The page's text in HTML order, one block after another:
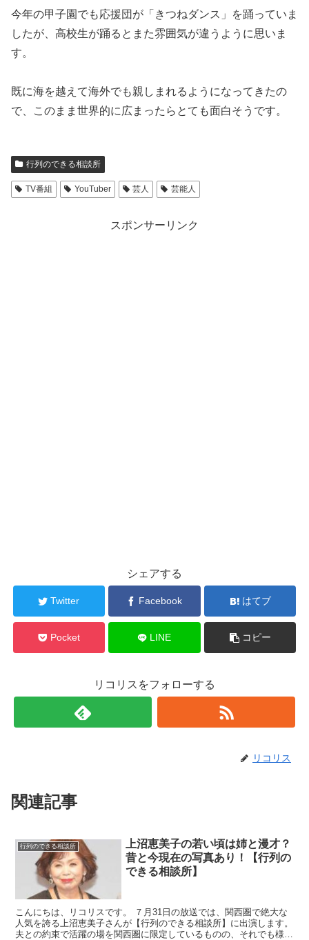
今年の甲子園でも応援団が「きつねダンス」を踊っていま
したが、高校生が踊るとまた雰囲気が違うように思いま
す。
既に海を越えて海外でも親しまれるようになってきたの
で、このまま世界的に広まったらとても面白そうです。
行列のできる相談所
TV番組 YouTuber 芸人 芸能人
スポンサーリンク
シェアする
Twitter Facebook はてブ
Pocket LINE コピー
リコリスをフォローする
リコリス
関連記事
行列のできる相談所
上沼恵美子の若い頃は姉と漫才？
昔と今現在の写真あり！【行列の
できる相談所】
こんにちは、リコリスです。 ７月31日の放送では、関西圏で絶大な
人気を誇る上沼恵美子さんが【行列のできる相談所】に出演します。
夫との約束で活躍の場を関西圏に限定しているものの、それでも様々